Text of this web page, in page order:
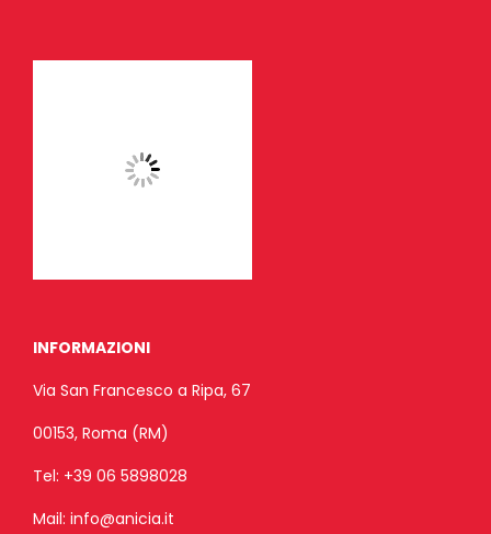
INFORMAZIONI
Via San Francesco a Ripa, 67
00153, Roma (RM)
Tel: +39 06 5898028
Mail: info@anicia.it